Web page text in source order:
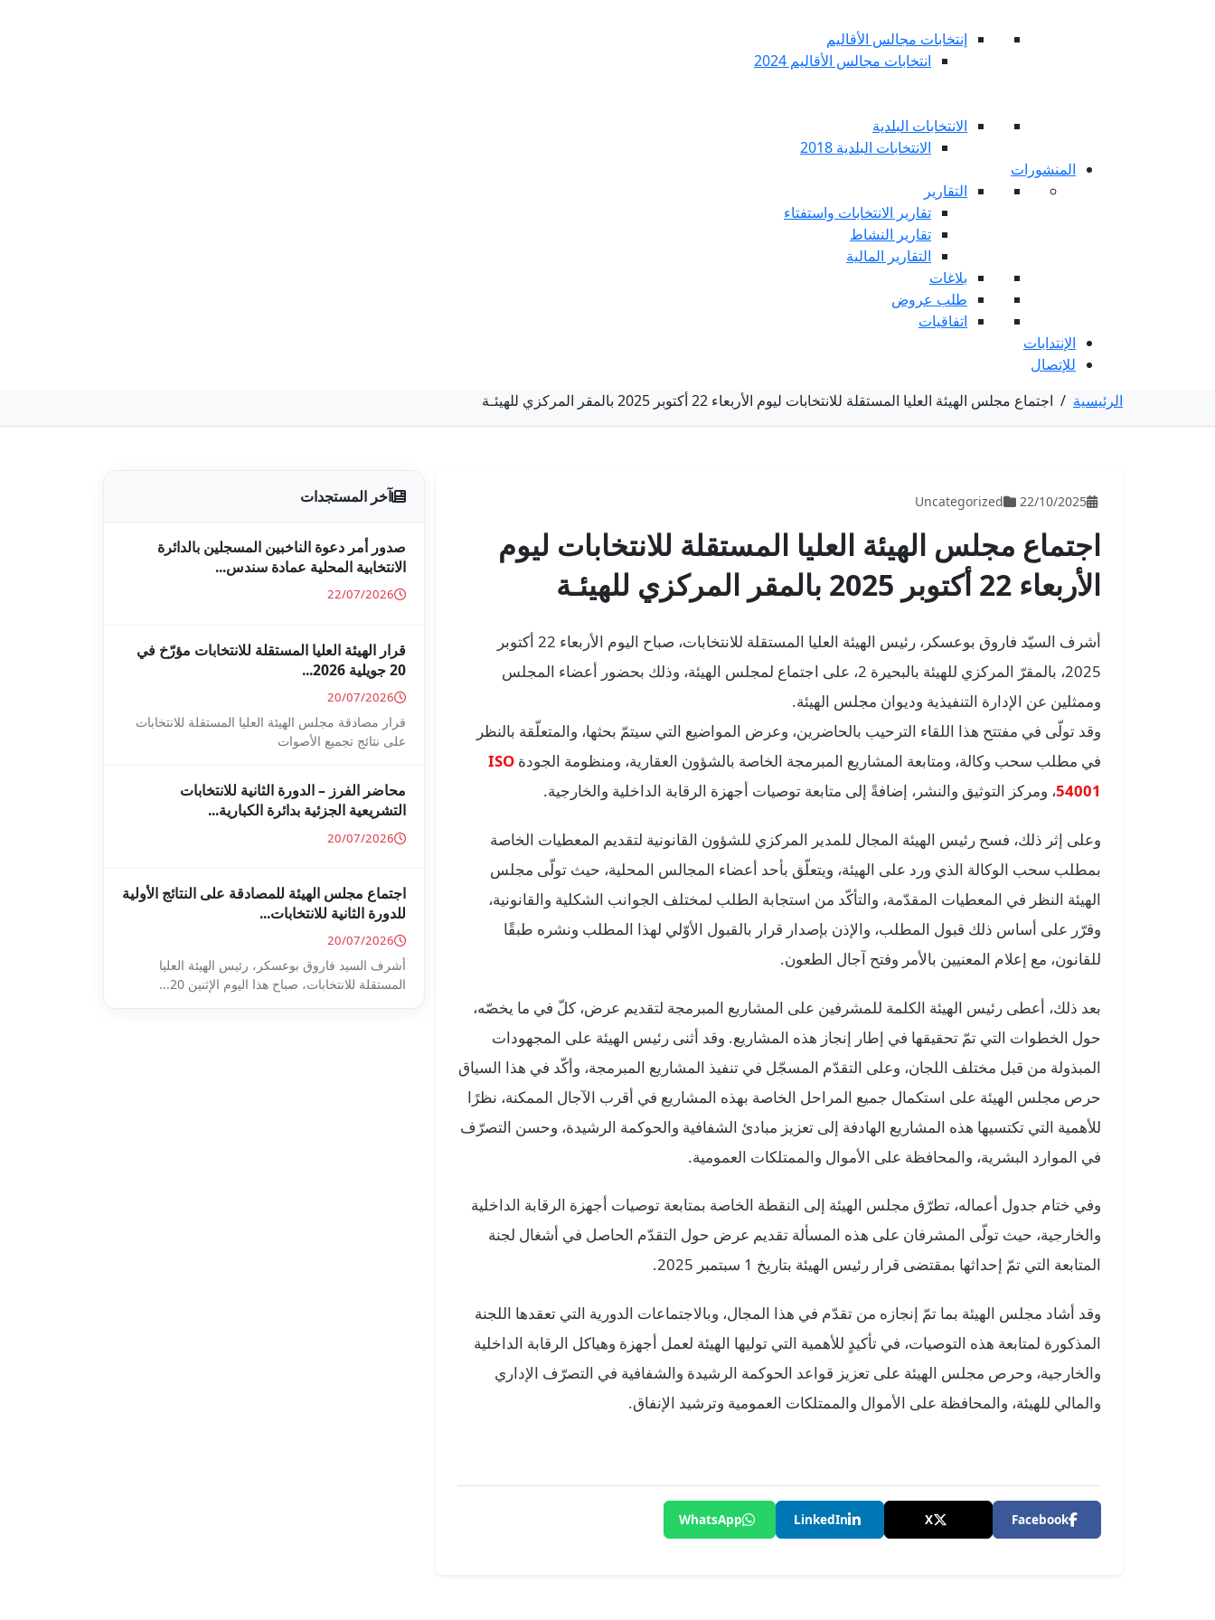
إنتخابات مجالس الأقاليم
انتخابات مجالس الأقاليم 2024
الانتخابات البلدية
الانتخابات البلدية 2018
المنشورات
التقارير
تقارير الانتخابات واستفتاء
تقارير النشاط
التقارير المالية
بلاغات
طلب عروض
اتفاقيات
الإنتدابات
للإتصال
الرئيسية / اجتماع مجلس الهيئة العليا المستقلة للانتخابات ليوم الأربعاء 22 أكتوبر 2025 بالمقر المركزي للهيئـة
22/10/2025
Uncategorized
اجتماع مجلس الهيئة العليا المستقلة للانتخابات ليوم
الأربعاء 22 أكتوبر 2025 بالمقر المركزي للهيئـة
أشرف السيّد فاروق بوعسكر، رئيس الهيئة العليا المستقلة للانتخابات، صباح اليوم الأربعاء 22 أكتوبر
2025، بالمقرّ المركزي للهيئة بالبحيرة 2، على اجتماع لمجلس الهيئة، وذلك بحضور أعضاء المجلس
وممثلين عن الإدارة التنفيذية وديوان مجلس الهيئة.
وقد تولّى في مفتتح هذا اللقاء الترحيب بالحاضرين، وعرض المواضيع التي سيتمّ بحثها، والمتعلّقة بالنظر
في مطلب سحب وكالة، ومتابعة المشاريع المبرمجة الخاصة بالشؤون العقارية، ومنظومة الجودة ISO
54001، ومركز التوثيق والنشر، إضافةً إلى متابعة توصيات أجهزة الرقابة الداخلية والخارجية.
وعلى إثر ذلك، فسح رئيس الهيئة المجال للمدير المركزي للشؤون القانونية لتقديم المعطيات الخاصة
بمطلب سحب الوكالة الذي ورد على الهيئة، ويتعلّق بأحد أعضاء المجالس المحلية، حيث تولّى مجلس
الهيئة النظر في المعطيات المقدّمة، والتأكّد من استجابة الطلب لمختلف الجوانب الشكلية والقانونية،
وقرّر على أساس ذلك قبول المطلب، والإذن بإصدار قرار بالقبول الأوّلي لهذا المطلب ونشره طبقًا
للقانون، مع إعلام المعنيين بالأمر وفتح آجال الطعون.
بعد ذلك، أعطى رئيس الهيئة الكلمة للمشرفين على المشاريع المبرمجة لتقديم عرض، كلّ في ما يخصّه،
حول الخطوات التي تمّ تحقيقها في إطار إنجاز هذه المشاريع. وقد أثنى رئيس الهيئة على المجهودات
المبذولة من قبل مختلف اللجان، وعلى التقدّم المسجّل في تنفيذ المشاريع المبرمجة، وأكّد في هذا السياق
حرص مجلس الهيئة على استكمال جميع المراحل الخاصة بهذه المشاريع في أقرب الآجال الممكنة، نظرًا
للأهمية التي تكتسيها هذه المشاريع الهادفة إلى تعزيز مبادئ الشفافية والحوكمة الرشيدة، وحسن التصرّف
في الموارد البشرية، والمحافظة على الأموال والممتلكات العمومية.
وفي ختام جدول أعماله، تطرّق مجلس الهيئة إلى النقطة الخاصة بمتابعة توصيات أجهزة الرقابة الداخلية
والخارجية، حيث تولّى المشرفان على هذه المسألة تقديم عرض حول التقدّم الحاصل في أشغال لجنة
المتابعة التي تمّ إحداثها بمقتضى قرار رئيس الهيئة بتاريخ 1 سبتمبر 2025.
وقد أشاد مجلس الهيئة بما تمّ إنجازه من تقدّم في هذا المجال، وبالاجتماعات الدورية التي تعقدها اللجنة
المذكورة لمتابعة هذه التوصيات، في تأكيدٍ للأهمية التي توليها الهيئة لعمل أجهزة وهياكل الرقابة الداخلية
والخارجية، وحرص مجلس الهيئة على تعزيز قواعد الحوكمة الرشيدة والشفافية في التصرّف الإداري
والمالي للهيئة، والمحافظة على الأموال والممتلكات العمومية وترشيد الإنفاق.
Facebook
X
LinkedIn
WhatsApp
آخر المستجدات
صدور أمر دعوة الناخبين المسجلين بالدائرة
الانتخابية المحلية عمادة سندس...
22/07/2026
قرار الهيئة العليا المستقلة للانتخابات مؤرّخ في
20 جويلية 2026...
20/07/2026
قرار مصادقة مجلس الهيئة العليا المستقلة للانتخابات
على نتائج تجميع الأصوات
محاضر الفرز – الدورة الثانية للانتخابات
التشريعية الجزئية بدائرة الكبارية...
20/07/2026
اجتماع مجلس الهيئة للمصادقة على النتائج الأولية
للدورة الثانية للانتخابات...
20/07/2026
أشرف السيد فاروق بوعسكر، رئيس الهيئة العليا
المستقلة للانتخابات، صباح هذا اليوم الإثنين 20...